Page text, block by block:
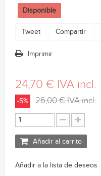
Disponible
Tweet Compartir
Imprimir
24,70 € IVA incl.
-5% 26,00 €IVA incl.
Añadir al carrito
Añadir a la lista de deseos